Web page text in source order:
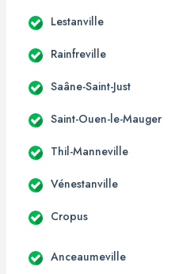
Lestanville
Rainfreville
Saâne-Saint-Just
Saint-Ouen-le-Mauger
Thil-Manneville
Vénestanville
Cropus
Anceaumeville